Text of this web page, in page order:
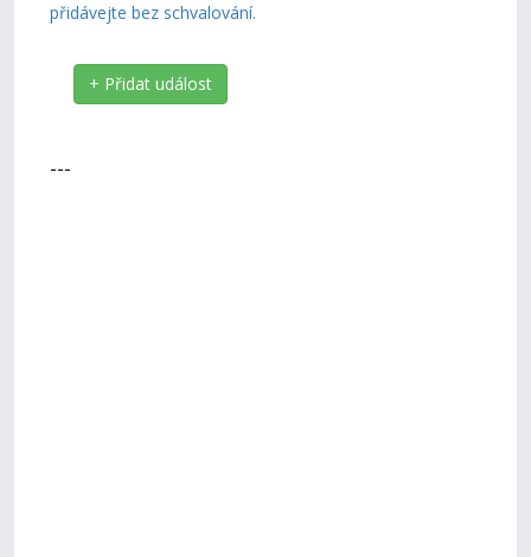
přidávejte bez schvalování.
+ Přidat událost
---